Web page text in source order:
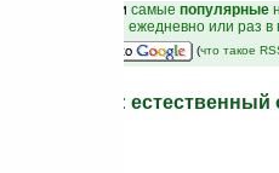
и самые популярные
на email ежедневно или раз
(что такое
Ладошках: естественный